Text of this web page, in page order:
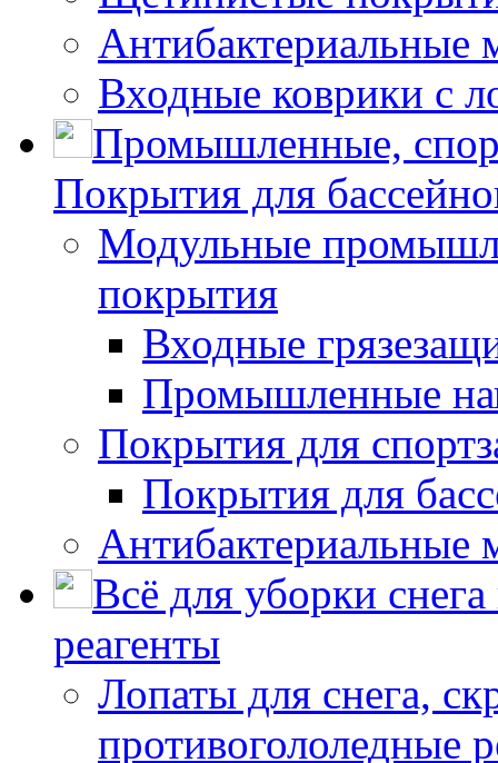
Антибактериальные
Входные коврики с
Промышленные,
Покрытия для
Модульные
покрытия
Входные
Промышленные
Покрытия для
Покрытия для
Антибактериальные
Всё для уборки
реагенты
Лопаты для снега,
противогололедные